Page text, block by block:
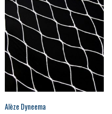
Alèze Dyneema